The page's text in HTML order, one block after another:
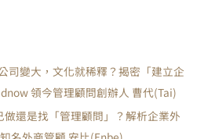
司變大，文化就稀釋？揭密「建立企
領今管理顧問創辦人 曹代(Tai)
做還是找「管理顧問」？解析企業外